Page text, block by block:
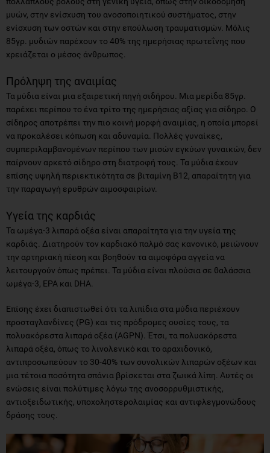
μυών, στην ενίσχυση του ανοσοποιητικού συστήματος, στην
ενίσχυση των οστών και στην επούλωση τραυματισμών. Μόλις
85γρ. μυδιών παρέχουν το 40% της ημερήσιας πρωτεΐνης που
χρειάζεται ο μέσος άνθρωπος.
Πρόληψη της αναιμίας
Τα μύδια είναι μια εξαιρετική πηγή σιδήρου. Μια μερίδα 85γρ.
παρέχει περίπου το ένα τρίτο της ημερήσιας αξίας για σίδηρο. Ο
σίδηρος αποτρέπει την πιο κοινή μορφή αναιμίας, η οποία μπορεί
να προκαλέσει κόπωση και αδυναμία. Πολλές γυναίκες,
συμπεριλαμβανομένων περίπου των μισών εγκύων γυναικών, δεν
παίρνουν αρκετό σίδηρο στη διατροφή τους. Τα μύδια έχουν
επίσης υψηλή περιεκτικότητα σε βιταμίνη Β12, απαραίτητη για
την παραγωγή ερυθρών αιμοσφαιρίων.
Υγεία της καρδιάς
Τα ωμέγα-3 λιπαρά οξέα είναι απαραίτητα για την υγεία της
καρδιάς. Διατηρούν τον καρδιακό παλμό σας κανονικό, μειώνουν
την αρτηριακή πίεση και βοηθούν τα αιμοφόρα αγγεία να
λειτουργούν όπως πρέπει. Τα μύδια είναι πλούσια σε θαλάσσια
ωμέγα-3, EPA και DHA.
Επίσης έχει διαπιστωθεί ότι τα λιπίδια στα μύδια περιέχουν
προσταγλανδίνες (PG) και τις πρόδρομες ουσίες τους, τα
πολυακόρεστα λιπαρά οξέα (AGPN). Έτσι, τα πολυακόρεστα
λιπαρά οξέα, όπως το λινολενικό και το αραχιδονικό,
αντιπροσωπεύουν το 30-40% των συνολικών λιπαρών οξέων και
μια τέτοια ποσότητα σπάνια βρίσκεται στα ζωικά λίπη. Αυτές οι
ενώσεις είναι πολύτιμες λόγω της ανοσορρυθμιστικής,
αντιοξειδωτικής, υποχοληστερολαιμίας και αντιφλεγμονώδους
δράσης τους.